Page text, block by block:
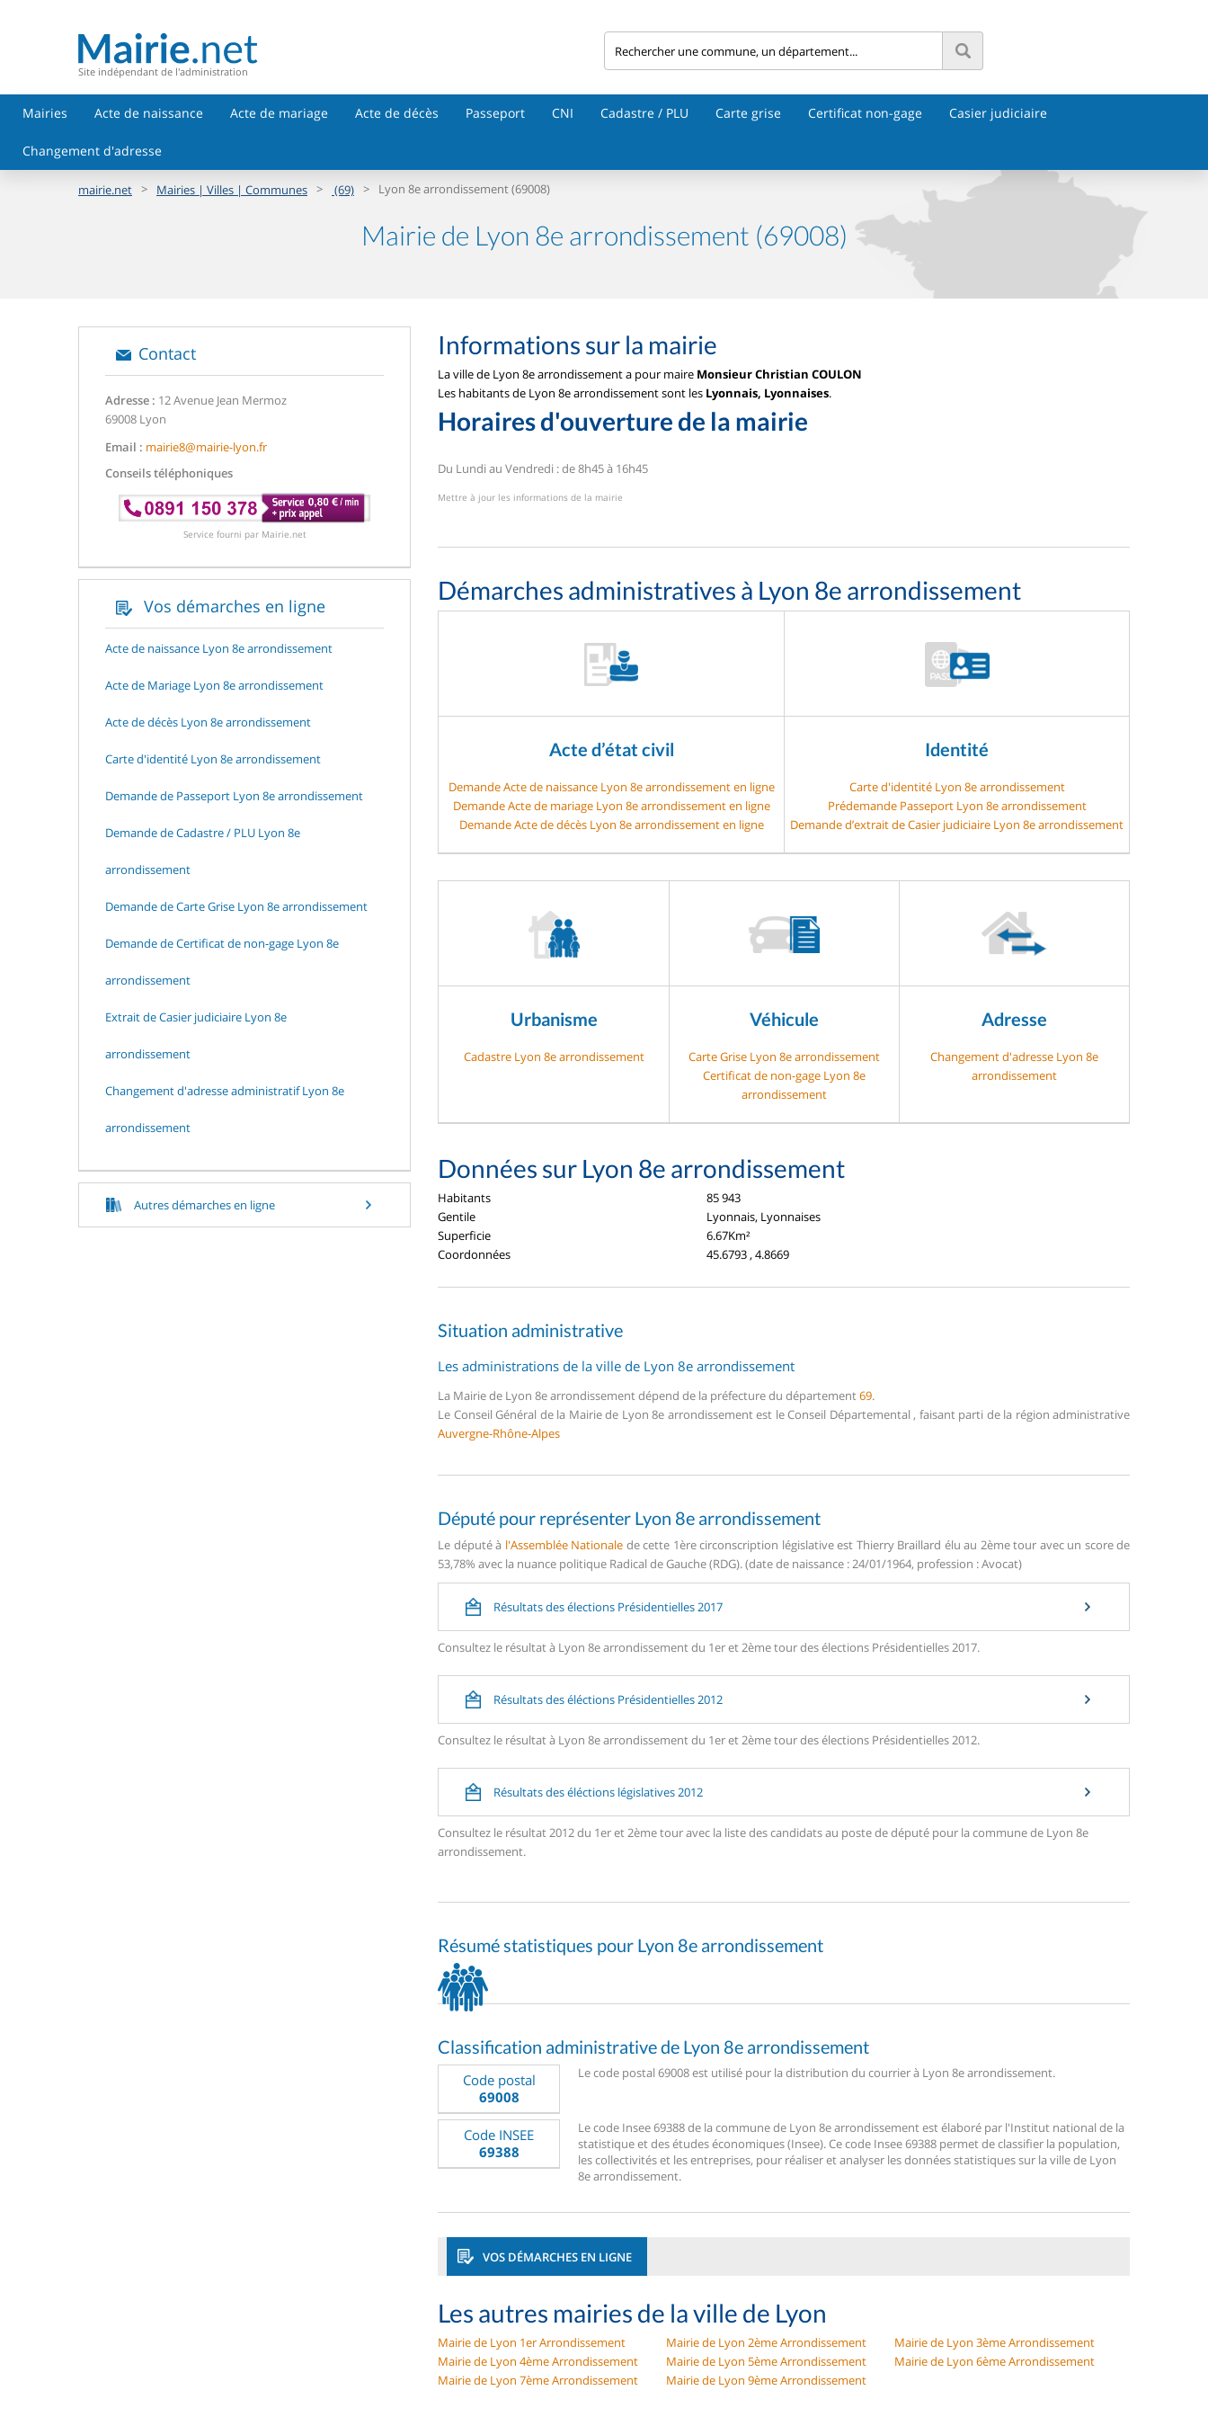
Site indépendant de l'administration
Mairies Acte de naissance Acte de mariage Acte de décès Passeport CNI Cadastre / PLU Carte grise Certificat non-gage Casier judiciaire
Changement d'adresse
mairie.net > Mairies | Villes | Communes > (69) > Lyon 8e arrondissement (69008)
Mairie de Lyon 8e arrondissement (69008)
Contact
Adresse : 12 Avenue Jean Mermoz
69008 Lyon
Email : mairie8@mairie-lyon.fr
Conseils téléphoniques
Service fourni par Mairie.net
Vos démarches en ligne
Acte de naissance Lyon 8e arrondissement
Acte de Mariage Lyon 8e arrondissement
Acte de décès Lyon 8e arrondissement
Carte d'identité Lyon 8e arrondissement
Demande de Passeport Lyon 8e arrondissement
Demande de Cadastre / PLU Lyon 8e
arrondissement
Demande de Carte Grise Lyon 8e arrondissement
Demande de Certificat de non-gage Lyon 8e
arrondissement
Extrait de Casier judiciaire Lyon 8e
arrondissement
Changement d'adresse administratif Lyon 8e
arrondissement
Autres démarches en ligne
Informations sur la mairie
La ville de Lyon 8e arrondissement a pour maire Monsieur Christian COULON
Les habitants de Lyon 8e arrondissement sont les Lyonnais, Lyonnaises.
Horaires d'ouverture de la mairie
Du Lundi au Vendredi : de 8h45 à 16h45
Mettre à jour les informations de la mairie
Démarches administratives à Lyon 8e arrondissement
Acte d’état civil
Demande Acte de naissance Lyon 8e arrondissement en ligne
Demande Acte de mariage Lyon 8e arrondissement en ligne
Demande Acte de décès Lyon 8e arrondissement en ligne
Identité
Carte d'identité Lyon 8e arrondissement
Prédemande Passeport Lyon 8e arrondissement
Demande d’extrait de Casier judiciaire Lyon 8e arrondissement
Urbanisme
Cadastre Lyon 8e arrondissement
Véhicule
Carte Grise Lyon 8e arrondissement
Certificat de non-gage Lyon 8e
arrondissement
Adresse
Changement d'adresse Lyon 8e
arrondissement
Données sur Lyon 8e arrondissement
Habitants
85 943
Gentile
Lyonnais, Lyonnaises
Superficie
6.67Km²
Coordonnées
45.6793 , 4.8669
Situation administrative
Les administrations de la ville de Lyon 8e arrondissement
La Mairie de Lyon 8e arrondissement dépend de la préfecture du département69.
Le Conseil Général de la Mairie de Lyon 8e arrondissement est le Conseil Départemental , faisant parti de la région administrative
Auvergne-Rhône-Alpes
Député pour représenter Lyon 8e arrondissement
Le député à l'Assemblée Nationale de cette 1ère circonscription législative est Thierry Braillard élu au 2ème tour avec un score de
53,78% avec la nuance politique Radical de Gauche (RDG). (date de naissance : 24/01/1964, profession : Avocat)
Résultats des élections Présidentielles 2017
Consultez le résultat à Lyon 8e arrondissement du 1er et 2ème tour des élections Présidentielles 2017.
Résultats des éléctions Présidentielles 2012
Consultez le résultat à Lyon 8e arrondissement du 1er et 2ème tour des élections Présidentielles 2012.
Résultats des éléctions législatives 2012
Consultez le résultat 2012 du 1er et 2ème tour avec la liste des candidats au poste de député pour la commune de Lyon 8e
arrondissement.
Résumé statistiques pour Lyon 8e arrondissement
Classification administrative de Lyon 8e arrondissement
Code postal
69008
Le code postal 69008 est utilisé pour la distribution du courrier à Lyon 8e arrondissement.
Code INSEE
69388
Le code Insee 69388 de la commune de Lyon 8e arrondissement est élaboré par l'Institut national de la
statistique et des études économiques (Insee). Ce code Insee 69388 permet de classifier la population,
les collectivités et les entreprises, pour réaliser et analyser les données statistiques sur la ville de Lyon
8e arrondissement.
VOS DÉMARCHES EN LIGNE
Les autres mairies de la ville de Lyon
Mairie de Lyon 1er Arrondissement Mairie de Lyon 2ème Arrondissement
Mairie de Lyon 3ème Arrondissement
Mairie de Lyon 4ème Arrondissement
Mairie de Lyon 5ème Arrondissement
Mairie de Lyon 6ème Arrondissement
Mairie de Lyon 7ème Arrondissement
Mairie de Lyon 9ème Arrondissement